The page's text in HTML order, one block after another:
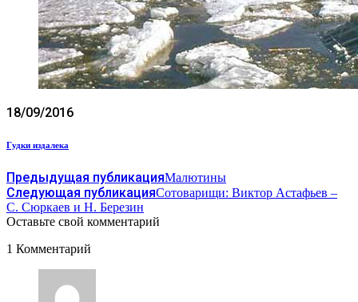
18/09/2016
Гудки издалека
Предыдущая публикацияМалютины
Следующая публикацияСотоварищи: Виктор Астафьев –
С. Сюркаев и Н. Березин
Оставьте свой комментарий
1 Комментарий